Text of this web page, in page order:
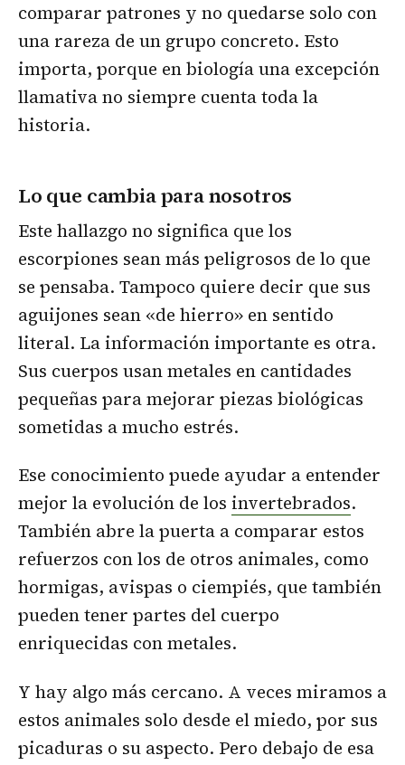
comparar patrones y no quedarse solo con
una rareza de un grupo concreto. Esto
importa, porque en biología una excepción
llamativa no siempre cuenta toda la
historia.
Lo que cambia para nosotros
Este hallazgo no significa que los
escorpiones sean más peligrosos de lo que
se pensaba. Tampoco quiere decir que sus
aguijones sean «de hierro» en sentido
literal. La información importante es otra.
Sus cuerpos usan metales en cantidades
pequeñas para mejorar piezas biológicas
sometidas a mucho estrés.
Ese conocimiento puede ayudar a entender
mejor la evolución de los invertebrados.
También abre la puerta a comparar estos
refuerzos con los de otros animales, como
hormigas, avispas o ciempiés, que también
pueden tener partes del cuerpo
enriquecidas con metales.
Y hay algo más cercano. A veces miramos a
estos animales solo desde el miedo, por sus
picaduras o su aspecto. Pero debajo de esa